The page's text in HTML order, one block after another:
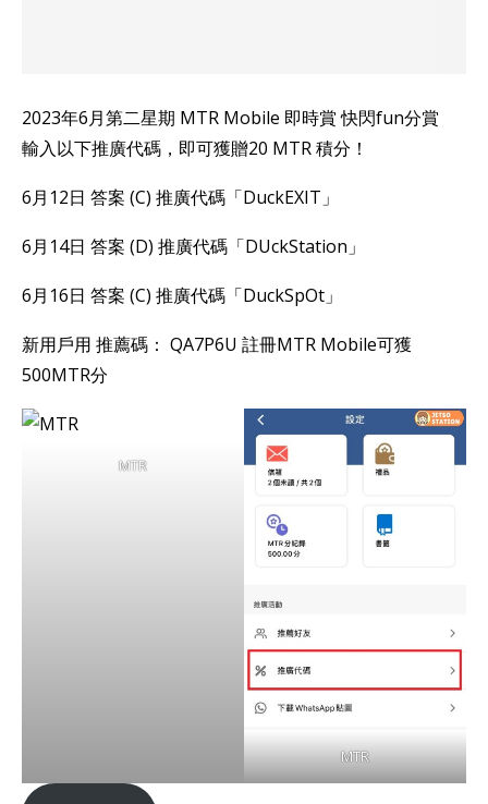
2023年6月第二星期 MTR Mobile 即時賞 快閃fun分賞
輸入以下推廣代碼，即可獲贈20 MTR 積分！
6月12日 答案 (C) 推廣代碼「DuckEXIT」
6月14日 答案 (D) 推廣代碼「DUckStation」
6月16日 答案 (C) 推廣代碼「DuckSpOt」
新用戶用 推薦碼： QA7P6U 註冊MTR Mobile可獲
500MTR分
MTR
MTR